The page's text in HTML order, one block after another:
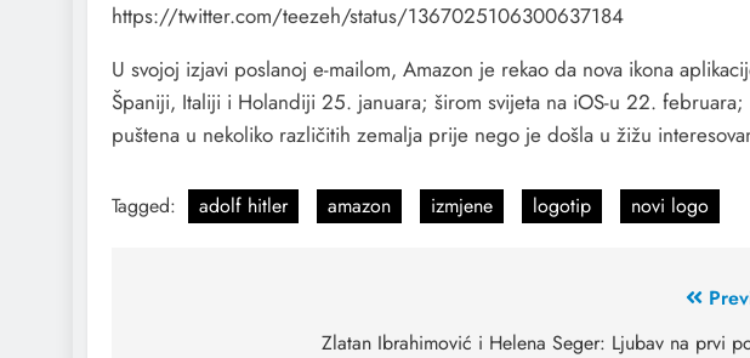
https://twitter.com/teezeh/status/1367025106300637184
U svojoj izjavi poslanoj e-mailom, Amazon je rekao da nova ikona
Španiji, Italiji i Holandiji 25. januara; širom svijeta na iOS-u 22.
puštena u nekoliko različitih zemalja prije nego je došla u žižu
Tagged: adolf hitler amazon izmjene logotip novi logo
Zlatan Ibrahimović i Helena Seger: Ljubav na prvi